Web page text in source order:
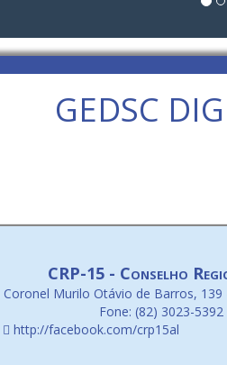
GEDSC
CRP-15 - Conselho
Coronel Murilo Otávio de Barros,
Fone: (82) 3023-
http://facebook.com/crp15al